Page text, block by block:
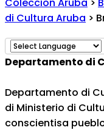
di Cultura Aruba >
Departamento di
Departamento di
di Ministerio di
conscientisa